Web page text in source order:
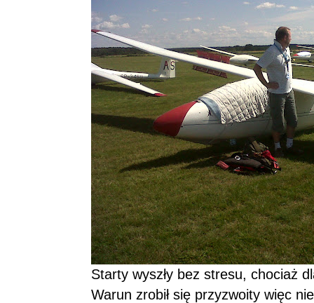
Starty wyszły bez stresu, chociaż
Warun zrobił się przyzwoity więc